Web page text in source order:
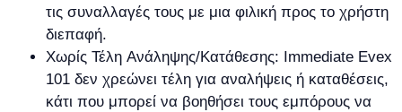
τις συναλλαγές τους με μια φιλική προς το χρήστη
διεπαφή.
Χωρίς Τέλη Ανάληψης/Κατάθεσης: Immediate Evex
101 δεν χρεώνει τέλη για αναλήψεις ή καταθέσεις,
κάτι που μπορεί να βοηθήσει τους εμπόρους να